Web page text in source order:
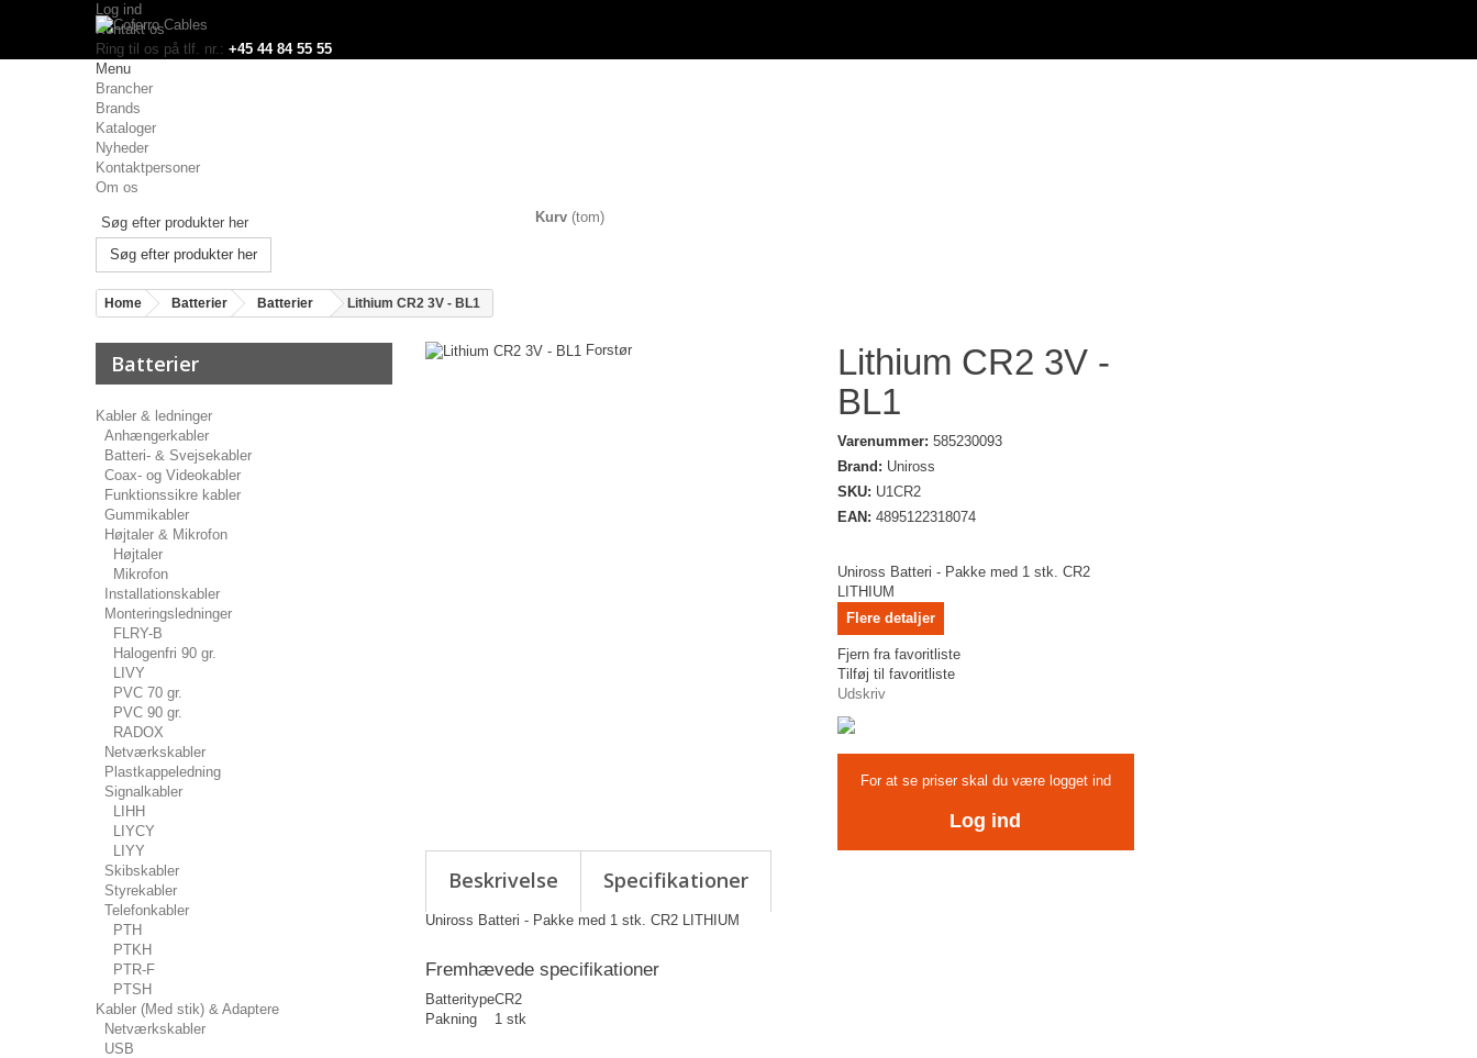
Log ind
Kontakt os
Ring til os på tlf. nr.: +45 44 84 55 55
Menu
Brancher
Brands
Kataloger
Nyheder
Kontaktpersoner
Om os
Søg efter produkter her
Kurv (tom)
Home Batterier Batterier Lithium CR2 3V - BL1
Batterier
Kabler & ledninger
Anhængerkabler
Batteri- & Svejsekabler
Coax- og Videokabler
Funktionssikre kabler
Gummikabler
Højtaler & Mikrofon
Højtaler
Mikrofon
Installationskabler
Monteringsledninger
FLRY-B
Halogenfri 90 gr.
LIVY
PVC 70 gr.
PVC 90 gr.
RADOX
Netværkskabler
Plastkappeledning
Signalkabler
LIHH
LIYCY
LIYY
Skibskabler
Styrekabler
Telefonkabler
PTH
PTKH
PTR-F
PTSH
Kabler (Med stik) & Adaptere
Netværkskabler
USB
Forstør
Lithium CR2 3V -
BL1
Varenummer: 585230093
Brand: Uniross
SKU: U1CR2
EAN: 4895122318074
Uniross Batteri - Pakke med 1 stk. CR2
LITHIUM
Flere detaljer
Fjern fra favoritliste
Tilføj til favoritliste
Udskriv
For at se priser skal du være logget ind
Log ind
Beskrivelse Specifikationer
Uniross Batteri - Pakke med 1 stk. CR2 LITHIUM
Fremhævede specifikationer
BatteritypeCR2
Pakning
1 stk